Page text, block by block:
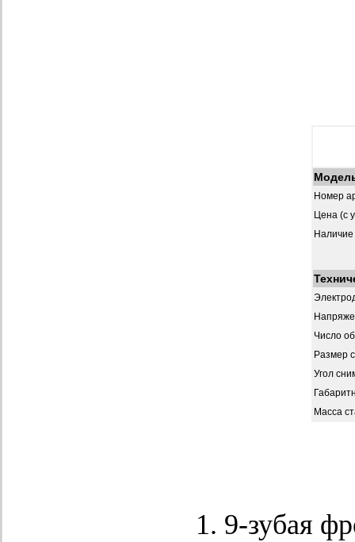
Номер
Цена (с
Наличие
Число
Размер
Угол
Масса
9-зубая